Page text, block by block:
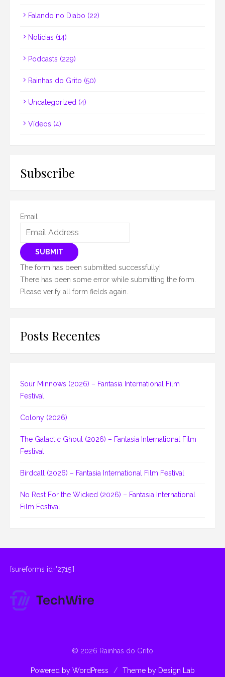
Falando no Diabo (22)
Notícias (14)
Podcasts (229)
Rainhas do Grito (50)
Uncategorized (4)
Vídeos (4)
Subscribe
Email
SUBMIT
The form has been submitted successfully!
There has been some error while submitting the form.
Please verify all form fields again.
Posts Recentes
Sour Minnows (2026) – Fantasia International Film
Festival
Colony (2026)
The Galactic Ghoul (2026) – Fantasia International Film
Festival
Birdcall (2026) – Fantasia International Film Festival
No Rest For the Wicked (2026) – Fantasia International
Film Festival
[sureforms id='2715']
© 2026 Rainhas do Grito
Powered by WordPress / Theme by Design Lab